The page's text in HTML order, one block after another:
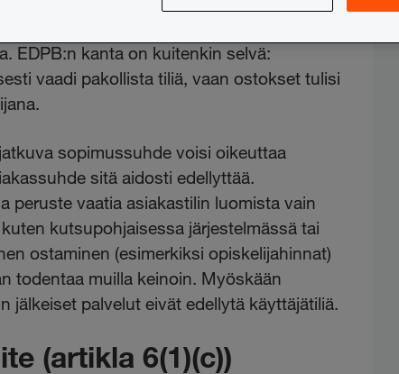
asiakastilin luomisen tarpeellisuutta
EDPB:n kanta on kuitenkin selvä:
vaadi pakollista tiliä, vaan ostokset tulisi
sopimussuhde voisi oikeuttaa
sitä aidosti edellyttää.
peruste vaatia asiakastilin luomista vain
kutsupohjaisessa järjestelmässä tai
ostaminen (esimerkiksi opiskelijahinnat)
todentaa muilla keinoin. Myöskään
palvelut eivät edellytä käyttäjätiliä.
(artikla 6(1)(c))